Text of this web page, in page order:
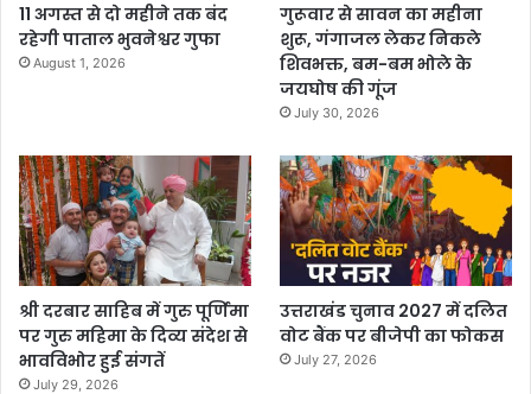
11 अगस्त से दो महीने तक बंद
रहेगी पाताल भुवनेश्वर गुफा
August 1, 2026
गुरूवार से सावन का महीना
शुरू, गंगाजल लेकर निकले
शिवभक्त, बम-बम भोले के
जयघोष की गूंज
July 30, 2026
श्री दरबार साहिब में गुरु पूर्णिमा
पर गुरु महिमा के दिव्य संदेश से
भावविभोर हुई संगतें
July 29, 2026
उत्तराखंड चुनाव 2027 में दलित
वोट बैंक पर बीजेपी का फोकस
July 27, 2026